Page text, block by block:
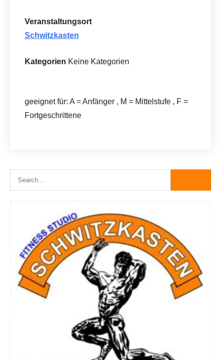
Veranstaltungsort
Schwitzkasten
Kategorien Keine Kategorien
geeignet für: A = Anfänger , M = Mittelstufe , F =
Fortgeschrittene